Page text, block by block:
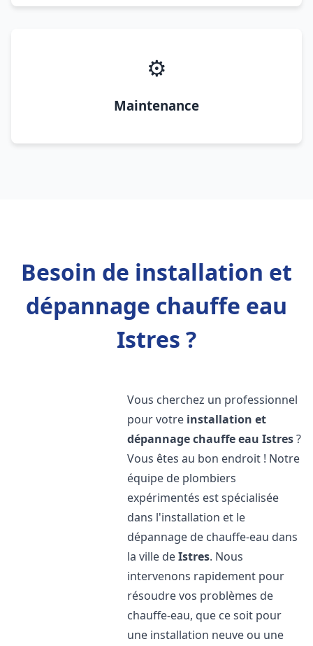
⚙️
Maintenance
Besoin de installation et
dépannage chauffe eau
Istres ?
Vous cherchez un professionnel
pour votre installation et
dépannage chauffe eau Istres?
Vous êtes au bon endroit ! Notre
équipe de plombiers
expérimentés est spécialisée
dans l'installation et le
dépannage de chauffe-eau dans
la ville deIstres. Nous
intervenons rapidement pour
résoudre vos problèmes de
chauffe-eau, que ce soit pour
une installation neuve ou une